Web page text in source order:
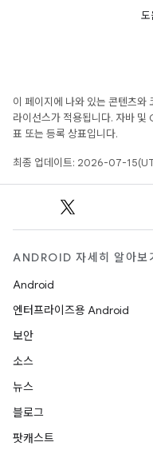
도
이 페이지에 나와 있는 콘텐츠와
라이선스가 적용됩니다. 자바
표 또는 등록 상표입니다.
최종 업데이트: 2026-07-
ANDROID 자세히 알아보
Android
엔터프라이즈용 Android
보안
소스
뉴스
블로그
팟캐스트